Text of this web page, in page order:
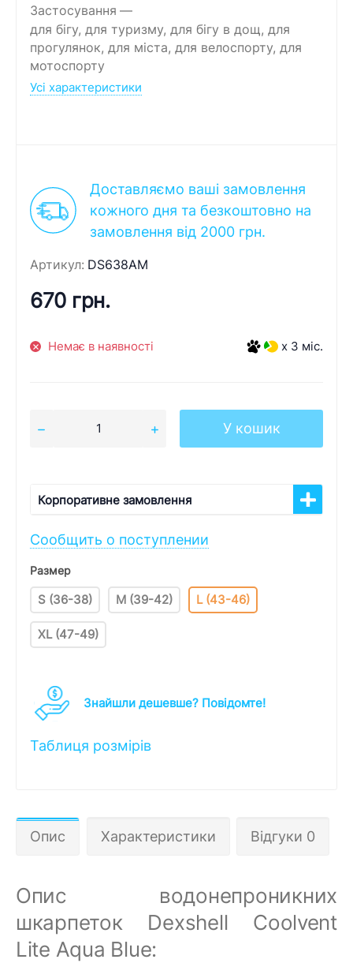
Застосування
для бігу, для туризму, для бігу в дощ, для
прогулянок, для міста, для велоспорту, для
мотоспорту
Усі характеристики
Доставляємо ваші замовлення
кожного дня та безкоштовно на
замовлення від 2000 грн.
Артикул: DS638AM
670 грн.
Немає в наявності x 3 міс.
У кошик
Корпоративне замовлення
Сообщить о поступлении
Размер
S (36-38) M (39-42) L (43-46)
XL (47-49)
Знайшли дешевше? Повідомте!
Таблиця розмірів
Опис Характеристики Відгуки 0
Опис водонепроникних
шкарпеток Dexshell Coolvent
Lite Aqua Blue: